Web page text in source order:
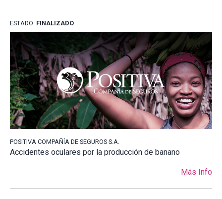
ESTADO: FINALIZADO
POSITIVA COMPAÑÍA DE SEGUROS S.A.
Accidentes oculares por la producción de banano
Más Info